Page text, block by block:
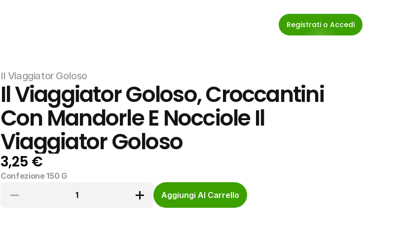
Registrati o Accedi
Il Viaggiator Goloso
Il Viaggiator Goloso, Croccantini
Con Mandorle E Nocciole Il
Viaggiator Goloso
3,25 €
Confezione 150 G
1
Aggiungi Al Carrello